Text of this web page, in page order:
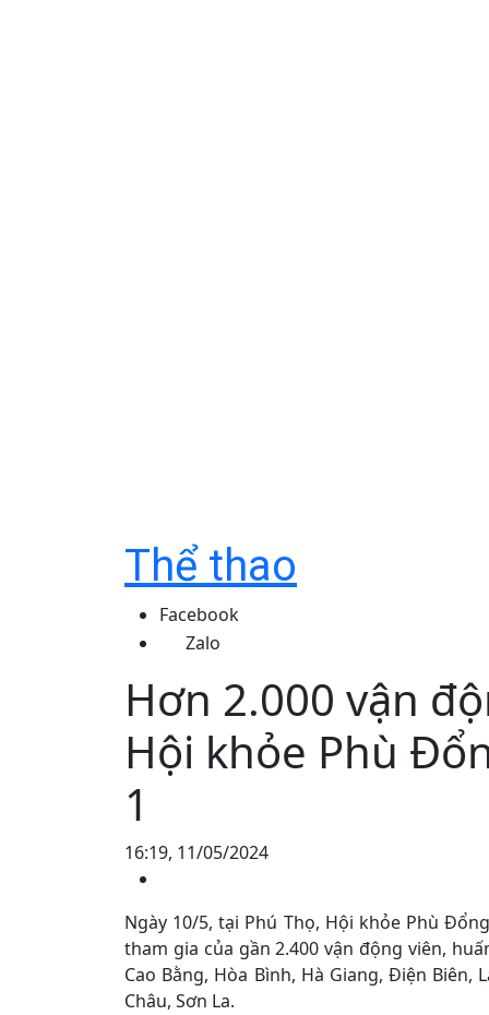
Thể thao
Facebook
Zalo
Hơn 2.000 vận
Hội khỏe Phù
1
16:19, 11/05/2024
Ngày 10/5, tại Phú Thọ, Hội khỏe Phù
tham gia của gần 2.400 vận động viên,
Cao Bằng, Hòa Bình, Hà Giang, Điện Biên,
Châu, Sơn La.